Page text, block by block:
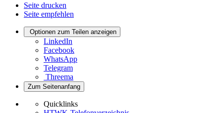
Seite drucken
Seite empfehlen
Optionen zum Teilen anzeigen
LinkedIn
Facebook
WhatsApp
Telegram
Threema
Zum Seitenanfang
Quicklinks